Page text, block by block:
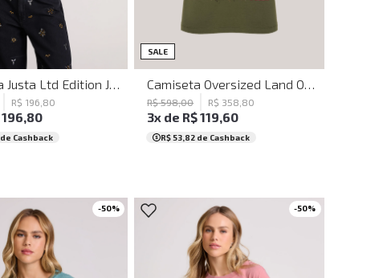
P
R$ 196 80
196,80
de Cashback
SALE
R$ 598,00 R$ 358 80
3x de R$119,60
R$ 53,82 de Cashback
-50% -50%